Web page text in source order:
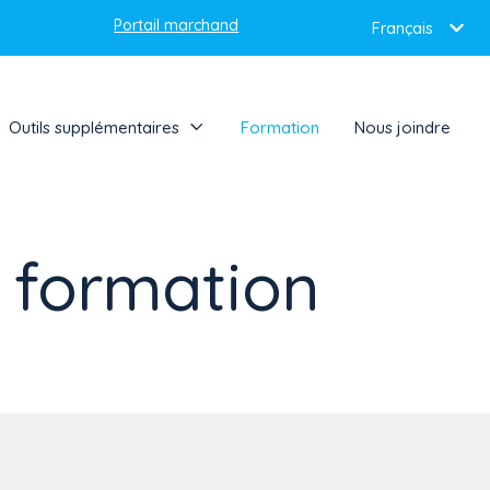
Portail marchand Français
Outils supplémentaires Formation Nous joindre
formation